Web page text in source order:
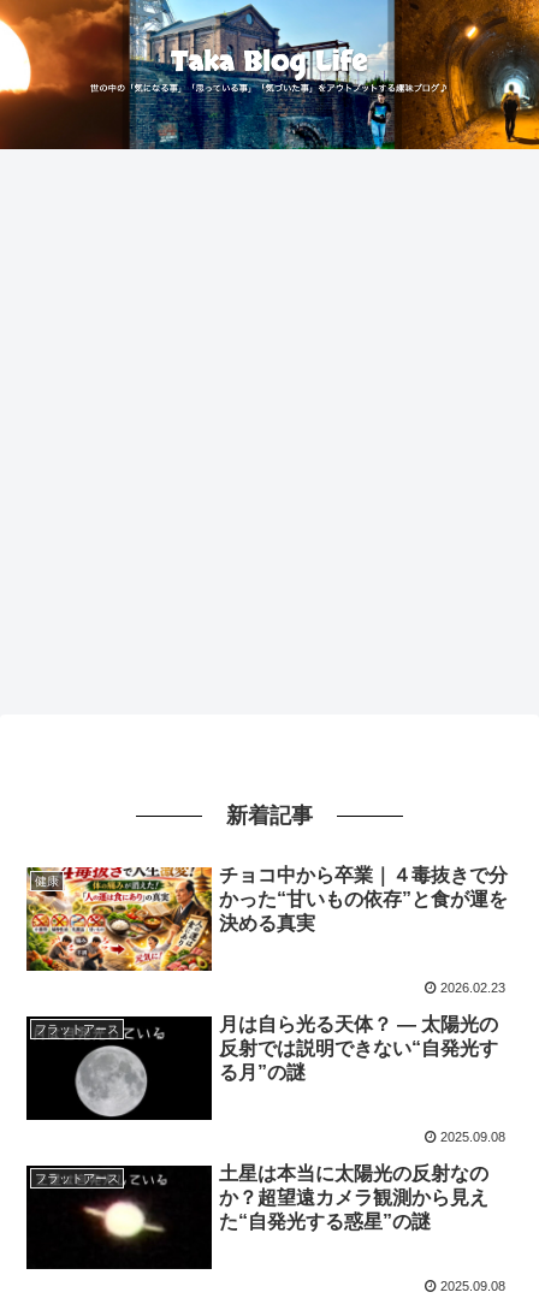
新着記事
健康
チョコ中から卒業｜４毒抜きで分
かった“甘いもの依存”と食が運を
決める真実
2026.02.23
フラットアース
月は自ら光る天体？ ― 太陽光の
反射では説明できない“自発光す
る月”の謎
2025.09.08
フラットアース
土星は本当に太陽光の反射なの
か？超望遠カメラ観測から見え
た“自発光する惑星”の謎
2025.09.08